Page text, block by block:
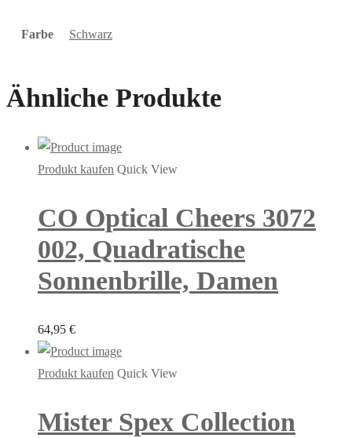
Farbe Schwarz
Ähnliche Produkte
Produkt kaufen Quick View
CO Optical Cheers 3072
002, Quadratische
Sonnenbrille, Damen
64,95 €
Produkt kaufen Quick View
Mister Spex Collection